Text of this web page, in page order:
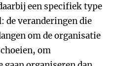
een specifiek type
de veranderingen die
om de organisatie
om